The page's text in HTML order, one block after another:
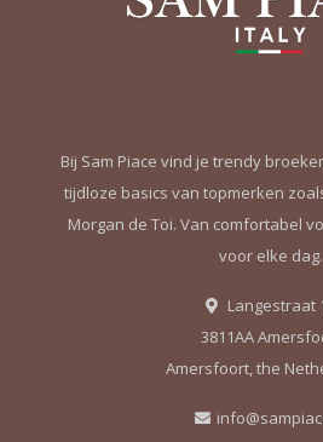
Bij Sam Piace vind je trendy
tijdloze basics van topmerken
Morgan de Toi. Van comfortabel
voor elke dag.
Langestraat
3811AA
Amersfoort, the